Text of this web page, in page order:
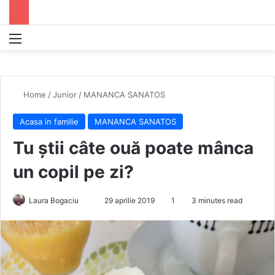
Home /Junior / MANANCA SANATOS
Acasa in familie MANANCA SANATOS
Tu știi câte ouă poate mânca
un copil pe zi?
Laura Bogaciu
n
a
29 aprilie 2019 1 3 minutes read